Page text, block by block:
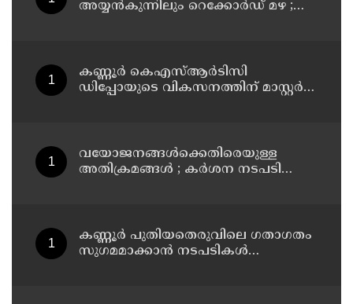
അയ്യൻകുന്നിലും റെക്കോർഡ് മഴ ;
കണ്ണൂർ കെഎസ്ആർടിസി
ഡിപ്പോയുടെ വികസനത്തിന് മാസ്റ്റർ
വയോജനങ്ങൾക്കെതിരെയുള്ള
അതിക്രമങ്ങൾ ; കർശന നടപടി
കണ്ണൂർ പുതിയതെരുവിലെ ഗതാഗതം
സുഗമമാക്കാന്‍ നടപടികള്‍